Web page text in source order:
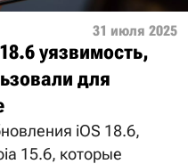
31 июля 2025
уязвимость,
для
iOS 18.6,
15.6, которые